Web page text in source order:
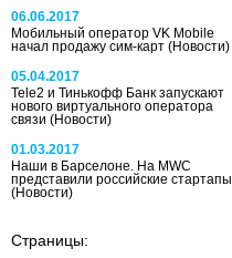
06.06.2017
Мобильный оператор VK Mobile
начал продажу сим-карт (Новости)
05.04.2017
Tele2 и Тинькофф Банк запускают
нового виртуального оператора
связи (Новости)
01.03.2017
Наши в Барселоне. На MWC
представили российские стартапы
(Новости)
Страницы: